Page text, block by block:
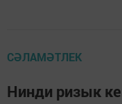
СӘЛАМӘТЛЕК
Нинди ризык